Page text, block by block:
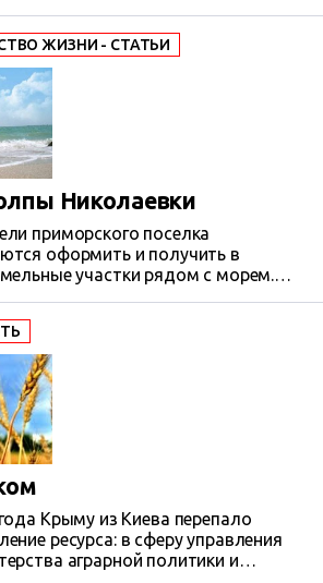
и кто отвечает за состояние и
общедоступных, но
Начнем со столицы “пляжной
пляжей
с целым созвездием
и даже олигархов.
ЖИЗНИ - СТАТЬИ
Николаевки
приморского поселка
оформить и получить в
участки рядом с морем.
году, а госакты за это время на
лишь немногим – в большей
при должности или с
Для простых граждан за это
не изменилась.
ресурса: в сферу управления
аграрной политики и